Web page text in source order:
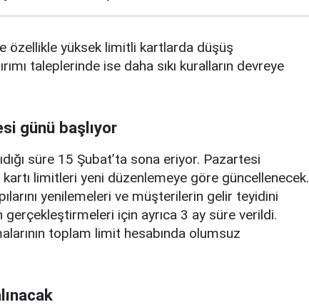
özellikle yüksek limitli kartlarda düşüş
taleplerinde ise daha sıkı kuralların devreye
günü başlıyor
süre 15 Şubat’ta sona eriyor. Pazartesi
limitleri yeni düzenlemeye göre güncellenecek.
yenilemeleri ve müşterilerin gelir teyidini
için ayrıca 3 ay süre verildi.
toplam limit hesabında olumsuz